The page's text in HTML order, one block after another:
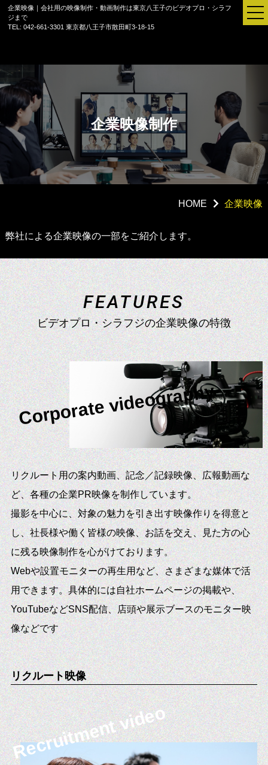
企業映像｜会社用の映像制作・動画制作は東京八王子のビデオプロ・シラフ
ジまで
TEL: 042-661-3301 東京都八王子市散田町3-18-15
ご法要配信
コンサート配信
企業配信
学校行事配信
企業映像制作
HOME 企業映像
弊社による企業映像の一部をご紹介します。
FEATURES
ビデオプロ・シラフジの企業映像の特徴
Corporate videography
リクルート用の案内動画、記念／記録映像、広報動画な
ど、各種の企業PR映像を制作しています。
撮影を中心に、対象の魅力を引き出す映像作りを得意と
し、社長様や働く皆様の映像、お話を交え、見た方の心
に残る映像制作を心がけております。
Webや設置モニターの再生用など、さまざまな媒体で活
用できます。具体的には自社ホームページの掲載や、
YouTubeなどSNS配信、店頭や展示ブースのモニター映
像などです
リクルート映像
Recruitment video